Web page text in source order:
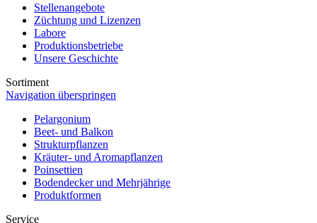
Stellenangebote
Züchtung und Lizenzen
Labore
Produktionsbetriebe
Unsere Geschichte
Sortiment
Navigation überspringen
Pelargonium
Beet- und Balkon
Strukturpflanzen
Kräuter- und Aromapflanzen
Poinsettien
Bodendecker und Mehrjährige
Produktformen
Service